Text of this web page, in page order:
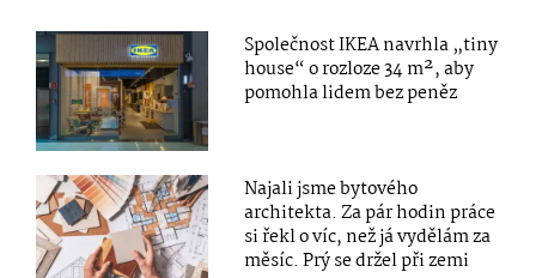
Společnost IKEA navrhla „tiny
house“ o rozloze 34 m², aby
pomohla lidem bez peněz
Najali jsme bytového
architekta. Za pár hodin práce
si řekl o víc, než já vydělám za
měsíc. Prý se držel při zemi